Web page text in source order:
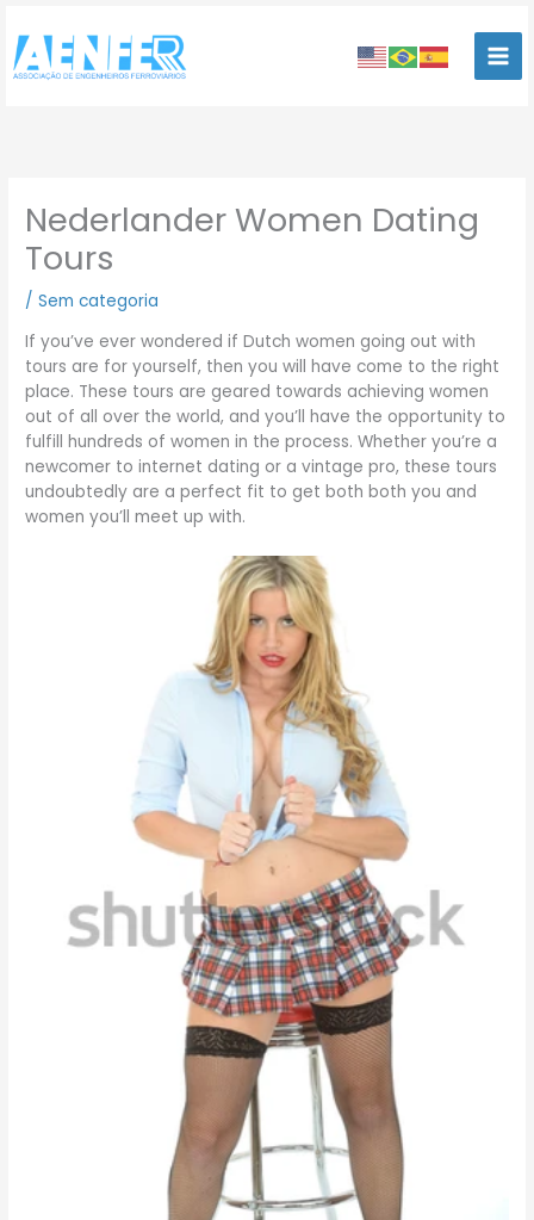
para
conteúdo
Nederlander Women Dating
Tours
/Sem categoria
If you’ve ever wondered if Dutch women going out with
tours are for yourself, then you will have come to the right
place. These tours are geared towards achieving women
out of all over the world, and you’ll have the opportunity to
fulfill hundreds of women in the process. Whether you’re a
newcomer to internet dating or a vintage pro, these tours
undoubtedly are a perfect fit to get both both you and
women you’ll meet up with.